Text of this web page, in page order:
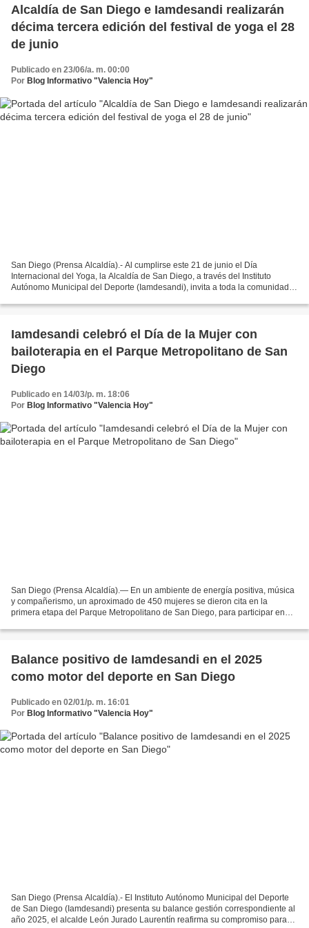
Alcaldía de San Diego e Iamdesandi realizarán
décima tercera edición del festival de yoga el 28
de junio
Publicado en 23/06/a. m. 00:00
Por Blog Informativo "Valencia Hoy"
San Diego (Prensa Alcaldía).- Al cumplirse este 21 de junio el Día
Internacional del Yoga, la Alcaldía de San Diego, a través del Instituto
Autónomo Municipal del Deporte (Iamdesandi), invita a toda la comunidad a
Iamdesandi celebró el Día de la Mujer con
bailoterapia en el Parque Metropolitano de San
Diego
Publicado en 14/03/p. m. 18:06
Por Blog Informativo "Valencia Hoy"
San Diego (Prensa Alcaldía).— En un ambiente de energía positiva, música
y compañerismo, un aproximado de 450 mujeres se dieron cita en la
primera etapa del Parque Metropolitano de San Diego, para participar en
Balance positivo de Iamdesandi en el 2025
como motor del deporte en San Diego
Publicado en 02/01/p. m. 16:01
Por Blog Informativo "Valencia Hoy"
San Diego (Prensa Alcaldía).- El Instituto Autónomo Municipal del Deporte
de San Diego (Iamdesandi) presenta su balance gestión correspondiente al
año 2025, el alcalde León Jurado Laurentín reafirma su compromiso para